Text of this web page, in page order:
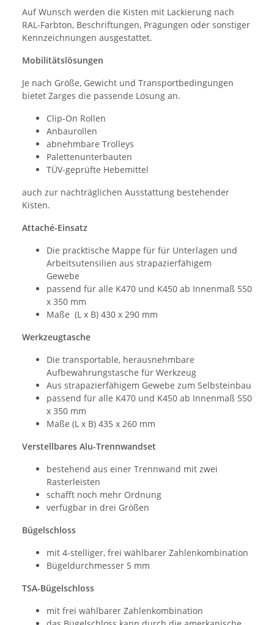
Auf Wunsch werden die Kisten mit Lackierung nach
RAL-Farbton, Beschriftungen, Prägungen oder sonstiger
Kennzeichnungen ausgestattet.
Mobilitätslösungen
Je nach Größe, Gewicht und Transportbedingungen
bietet Zarges die passende Lösung an.
Clip-On Rollen
Anbaurollen
abnehmbare Trolleys
Palettenunterbauten
TÜV-geprüfte Hebemittel
auch zur nachträglichen Ausstattung bestehender
Kisten.
Attaché-Einsatz
Die pracktische Mappe für für Unterlagen und
Arbeitsutensilien aus strapazierfähigem
Gewebe
passend für alle K470 und K450 ab Innenmaß 550
x 350 mm
Maße (L x B) 430 x 290 mm
Werkzeugtasche
Die transportable, herausnehmbare
Aufbewahrungstasche für Werkzeug
Aus strapazierfähigem Gewebe zum Selbsteinbau
passend für alle K470 und K450 ab Innenmaß 550
x 350 mm
Maße (L x B) 435 x 260 mm
Verstellbares Alu-Trennwandset
bestehend aus einer Trennwand mit zwei
Rasterleisten
schafft noch mehr Ordnung
verfügbar in drei Größen
Bügelschloss
mit 4-stelliger, frei wählbarer Zahlenkombination
Bügeldurchmesser 5 mm
TSA-Bügelschloss
mit frei wählbarer Zahlenkombination